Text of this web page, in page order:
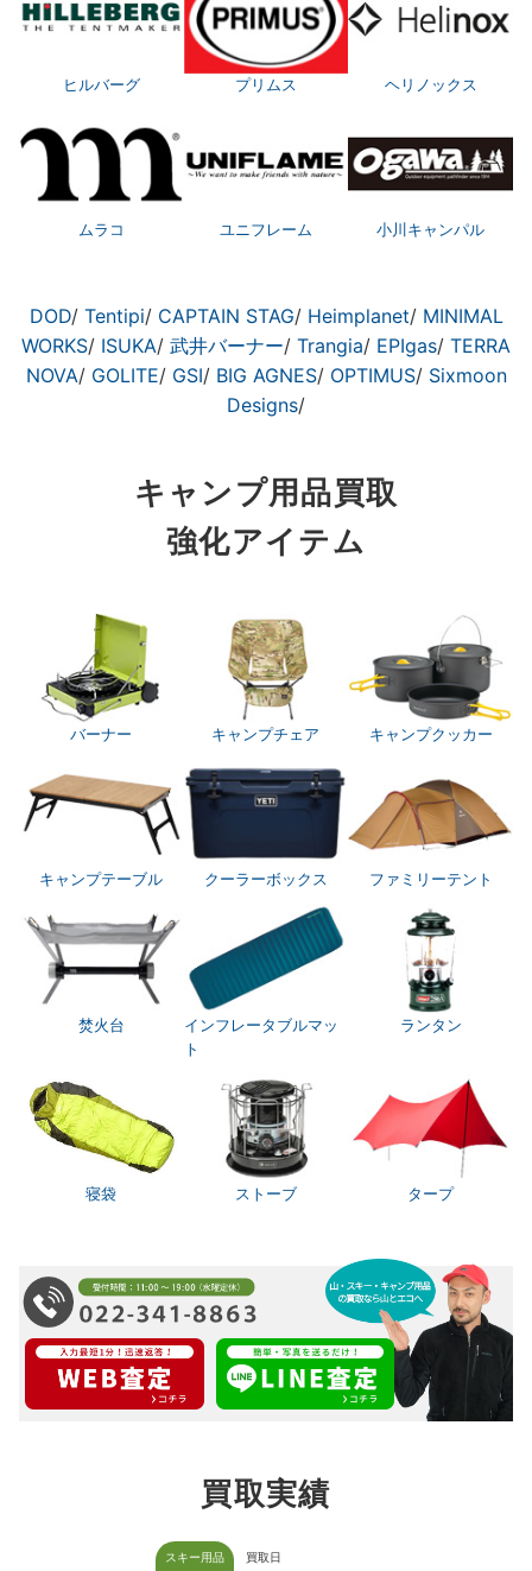
ヒルバーグ プリムス ヘリノックス
ムラコ ユニフレーム 小川キャンパル
DOD/ Tentipi/ CAPTAIN STAG/ Heimplanet/ MINIMAL
WORKS/ ISUKA/ 武井バーナー/ Trangia/ EPIgas/ TERRA
NOVA/ GOLITE/ GSI/ BIG AGNES/ OPTIMUS/ Sixmoon
Designs/
キャンプ用品買取
強化アイテム
バーナー キャンプチェア キャンプクッカー
キャンプテーブル クーラーボックス ファミリーテント
焚火台
インフレータブルマッ
ト
ランタン
寝袋 ストーブ タープ
買取実績
スキー用品
買取日